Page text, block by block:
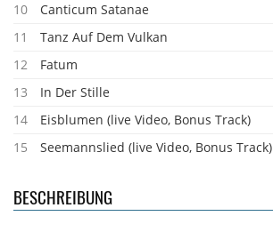
10
Canticum Satanae
11
Tanz Auf Dem Vulkan
12
Fatum
13
In Der Stille
14
Eisblumen (live Video, Bonus Track)
15
Seemannslied (live Video, Bonus Track)
BESCHREIBUNG